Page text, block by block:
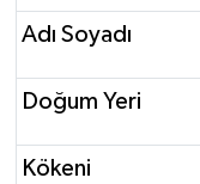
Adı Soyadı
Doğum Yeri
Kökeni